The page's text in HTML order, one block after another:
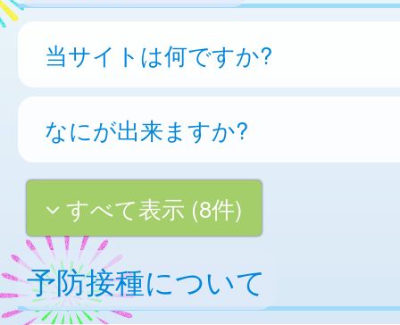
当サイトは何ですか?
なにが出来ますか?
すべて表示 (8件)
予防接種について